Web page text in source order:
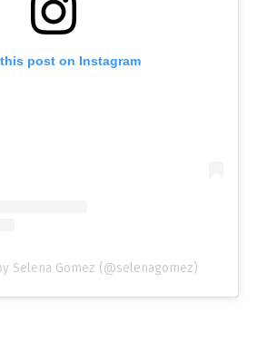
post on Instagram
Selena Gomez (@selenagomez)